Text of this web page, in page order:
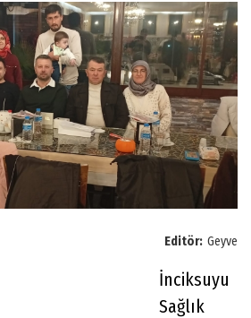
Editör: Geyve
İnciksuyu
Sağlık